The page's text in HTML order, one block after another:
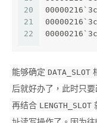
20
21
22
能够确定 DATA_SLOT
后就好办了，此时只要
再结合 LENGTH_SLOT